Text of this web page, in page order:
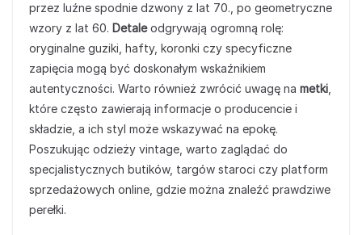
przez luźne spodnie dzwony z lat 70., po geometryczne
wzory z lat 60. Detaleodgrywają ogromną rolę:
oryginalne guziki, hafty, koronki czy specyficzne
zapięcia mogą być doskonałym wskaźnikiem
autentyczności. Warto również zwrócić uwagę na metki
które często zawierają informacje o producencie i
składzie, a ich styl może wskazywać na epokę.
Poszukując odzieży vintage, warto zaglądać do
specjalistycznych butików, targów staroci czy platform
sprzedażowych online, gdzie można znaleźć prawdziwe
perełki.